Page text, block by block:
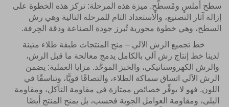
سطح أملسٍ ومُسطّحٍ. ميزة هذه المرحلة: تركز هذه الخطوة على
إزالة آثار التصنيع، والاستعداد التام للمرحلة التالية وهي رش
السطح، وهي خطوة محورية تُبرز جودة الصناعة ودقة الحِرفة.
خط تجميع الرش الآلي – منح المنتجات طبقة طلاء متينة
لدينا خط إنتاج رش آلي بالكامل يدمج معالجة ما قبل الرش،
والرش الكهروستاتيكي، والخبز الموحَّد. مزايا العملية: يضمن
الرش الآلي اتساق سماكة الطلاء، والتصاقًا قويًّا، وتناسقًا في
اللون. فهو لا يوفِّر خصائص ممتازة في مقاومة التآكل، ومقاومة
البلى، ومقاومة العوامل الجوية فحسب، بل يمنح المنتج أيضًا